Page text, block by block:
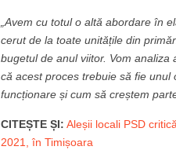
„Avem cu totul o altă abordare în
cerut de la toate unitățile din
bugetul de anul viitor. Vom
că acest proces trebuie să fie
funcționare și cum să creștem
CITEȘTE ȘI: Aleșii locali PSD
2021, în Timișoara